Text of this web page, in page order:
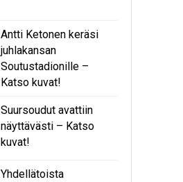
Antti Ketonen keräsi
juhlakansan
Soutustadionille –
Katso kuvat!
Suursoudut avattiin
näyttävästi – Katso
kuvat!
Yhdellätoista